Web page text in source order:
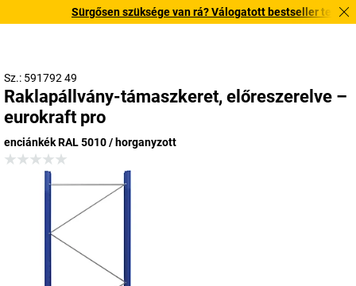
Sürgősen szüksége van rá? Válogatott bestseller
Sz.: 591792 49
Raklapállvány-támaszkeret, előreszerelve –
eurokraft pro
enciánkék RAL 5010 / horganyzott